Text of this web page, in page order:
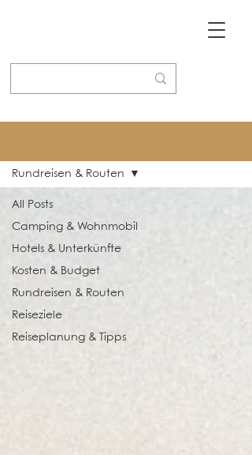
All Posts
Camping & Wohnmobil
Hotels & Unterkünfte
Kosten & Budget
Rundreisen & Routen
Reiseziele
Reiseplanung & Tipps
Rundreisen & Routen